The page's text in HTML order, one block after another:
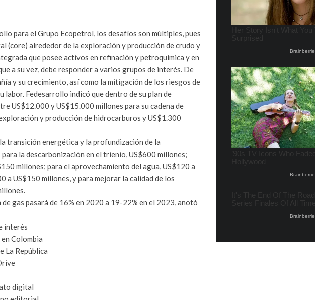
para el Grupo Ecopetrol, los desafíos son múltiples, pues
(core) alrededor de la exploración y producción de crudo y
que posee activos en refinación y petroquímica y en
a su vez, debe responder a varios grupos de interés. De
y su crecimiento, así como la mitigación de los riesgos de
Fedesarrollo indicó que dentro de su plan de
US$12.000 y US$15.000 millones para su cadena de
y producción de hidrocarburos y US$1.300
transición energética y la profundización de la
la descarbonización en el trienio, US$600 millones;
millones; para el aprovechamiento del agua, US$120 a
US$150 millones, y para mejorar la calidad de los
gas pasará de 16% en 2020 a 19-22% en el 2023, anotó
interés
Colombia
La República
digital